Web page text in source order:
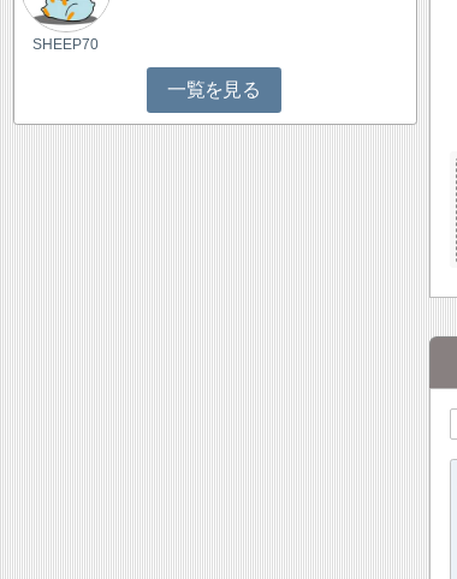
SHEEP70
一覧を見る